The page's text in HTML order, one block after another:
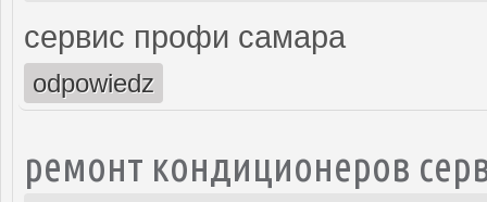
сервис профи самара
odpowiedz
ремонт кондиционеров